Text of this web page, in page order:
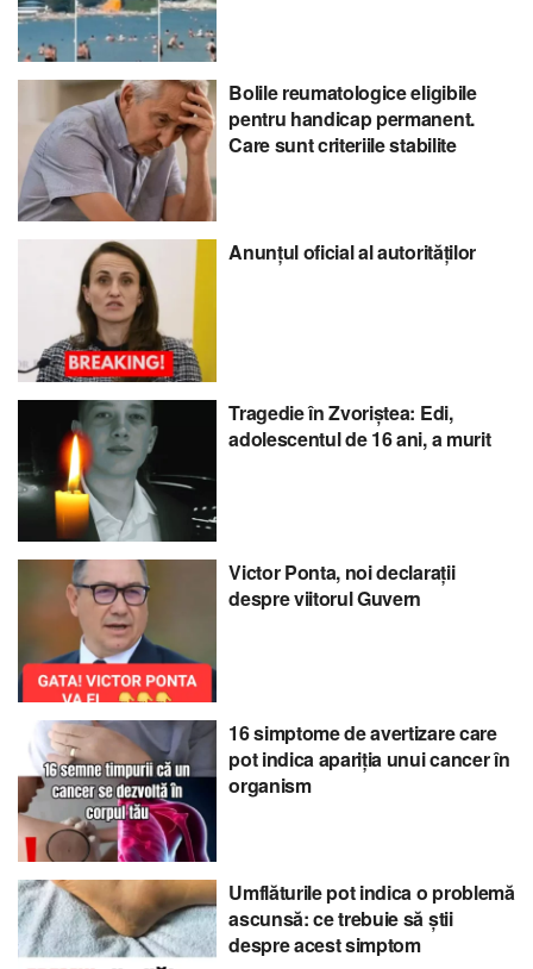
Bolile reumatologice eligibile
pentru handicap permanent.
Care sunt criteriile stabilite
Anunțul oficial al autorităților
Tragedie în Zvoriștea: Edi,
adolescentul de 16 ani, a murit
Victor Ponta, noi declarații
despre viitorul Guvern
16 simptome de avertizare care
pot indica apariția unui cancer în
organism
Umflăturile pot indica o problemă
ascunsă: ce trebuie să știi
despre acest simptom